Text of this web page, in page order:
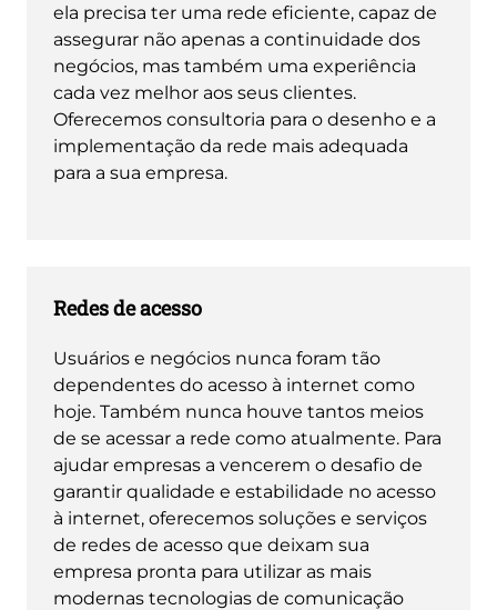
ela precisa ter uma rede eficiente, capaz de
assegurar não apenas a continuidade dos
negócios, mas também uma experiência
cada vez melhor aos seus clientes.
Oferecemos consultoria para o desenho e a
implementação da rede mais adequada
para a sua empresa.
Redes de acesso
Usuários e negócios nunca foram tão
dependentes do acesso à internet como
hoje. Também nunca houve tantos meios
de se acessar a rede como atualmente. Para
ajudar empresas a vencerem o desafio de
garantir qualidade e estabilidade no acesso
à internet, oferecemos soluções e serviços
de redes de acesso que deixam sua
empresa pronta para utilizar as mais
modernas tecnologias de comunicação